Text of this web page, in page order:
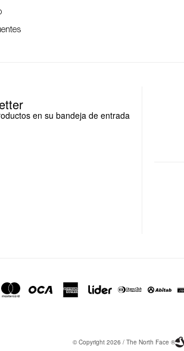
en su bandeja de entrada
© Copyright 2026 / The North Face ®